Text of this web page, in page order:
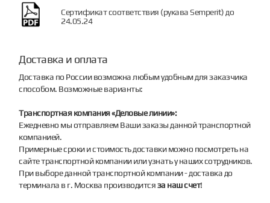
Сертификат соответствия (рукава Semperit) до
24.05.24
Доставка и оплата
Доставка по России возможна любым удобным для заказчика
способом. Возможные варианты:
Транспортная компания «Деловые линии»:
Ежедневно мы отправляем Ваши заказы данной транспортной
компанией.
Примерные сроки и стоимость доставки можно посмотреть на
сайте транспортной компании или узнать у наших сотрудников.
При выборе данной транспортной компании - доставка до
терминала в г. Москва производитсяза наш счет!